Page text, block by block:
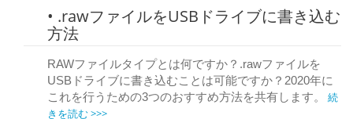
• .rawファイルをUSBドライブに書き込む
方法
RAWファイルタイプとは何ですか？.rawファイルを
USBドライブに書き込むことは可能ですか？2020年に
これを行うための3つのおすすめ方法を共有します。
続
きを読む >>>